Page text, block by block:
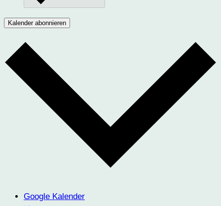
Kalender abonnieren
Google Kalender